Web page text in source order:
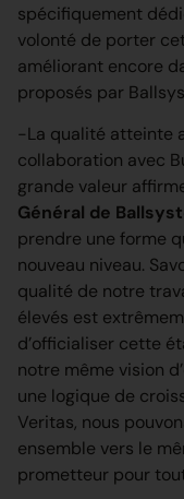
spécifiquement
volonté de porter
améliorant encore
proposés par
-La qualité atteinte
collaboration avec
grande valeur
Général de
prendre une forme
nouveau niveau.
qualité de notre
élevés est
d’officialiser cette
notre même vision
une logique de
Veritas, nous
ensemble vers le
prometteur pour